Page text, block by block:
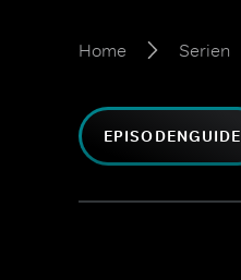
Home Serien
EPISODENGUIDE